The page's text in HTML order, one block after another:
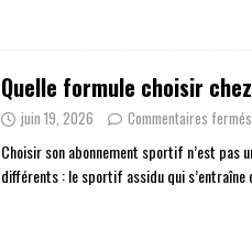
Quelle formule choisir
juin 19, 2026 Commentaires fermés
Choisir son abonnement sportif n’est pas
différents : le sportif assidu qui s’entraîne